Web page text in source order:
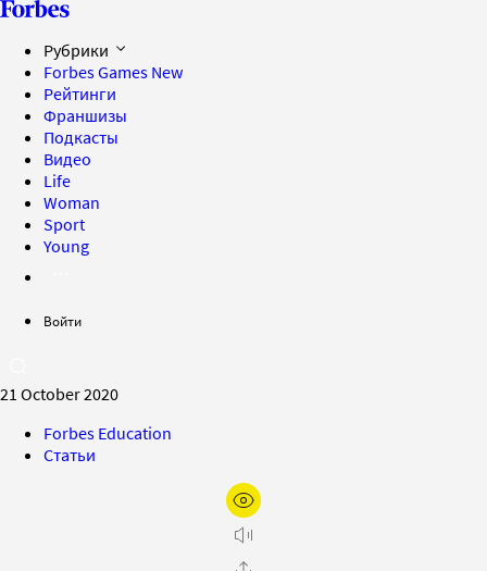
Рубрики
Forbes Games New
Рейтинги
Франшизы
Подкасты
Видео
Life
Woman
Sport
Young
Войти
21 October 2020
Forbes Education
Статьи